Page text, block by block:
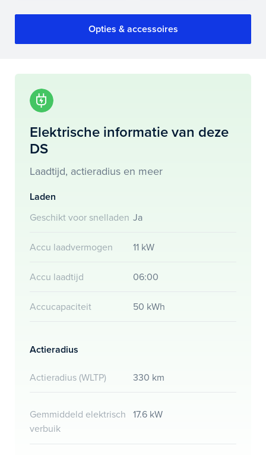
opmerkingen veld van de aanvraag aan als je interesse
is pas flexibel!
Opties & accessoires
Elektrische informatie van deze
DS
Laadtijd, actieradius en meer
Laden
Geschikt voor snelladen Ja
Accu laadvermogen 11 kW
Accu laadtijd 06:00
Accucapaciteit 50 kWh
Actieradius
Actieradius (WLTP) 330 km
Gemmiddeld elektrisch
verbuik
17.6 kW